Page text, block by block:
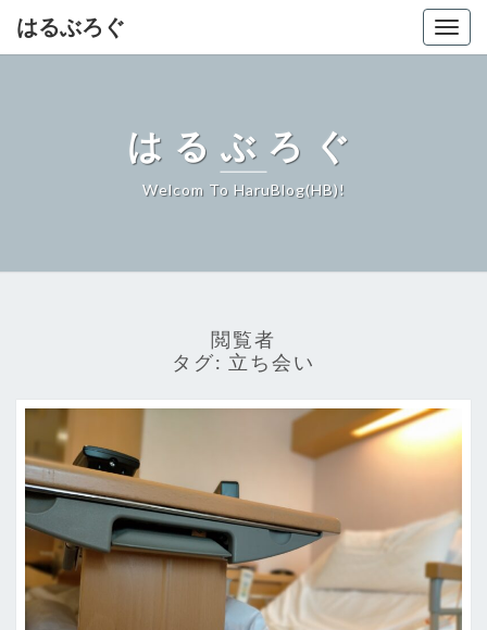
はるぶろぐ
はるぶろぐ
Welcom To HaruBlog(HB)!
閲覧者
タグ: 立ち会い